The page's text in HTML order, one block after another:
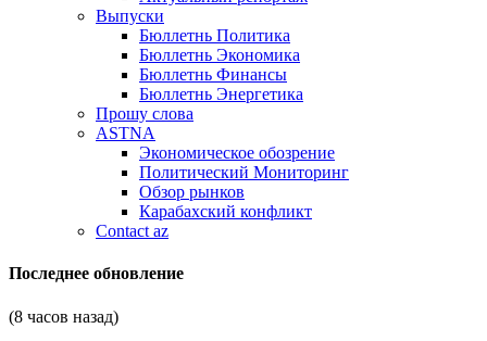
Выпуски
Бюллетнь Политика
Бюллетнь Экономика
Бюллетнь Финансы
Бюллетнь Энергетика
Прошу слова
ASTNA
Экономическое обозрение
Политический Мониторинг
Обзор рынков
Карабахский конфликт
Contact az
Последнее обновление
(8 часов назад)